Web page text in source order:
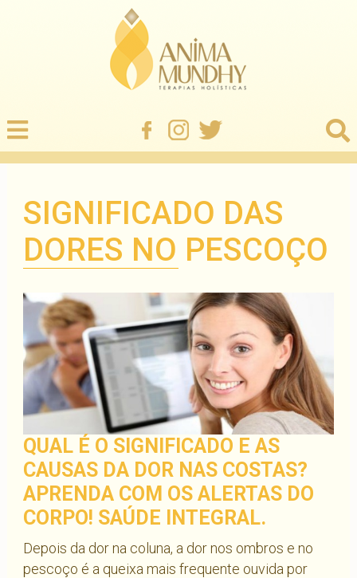
SIGNIFICADO DAS
DORES NO PESCOÇO
QUAL É O SIGNIFICADO E AS
CAUSAS DA DOR NAS COSTAS?
APRENDA COM OS ALERTAS DO
CORPO! SAÚDE INTEGRAL.
Depois da dor na coluna, a dor nos ombros e no
pescoço é a queixa mais frequente ouvida por